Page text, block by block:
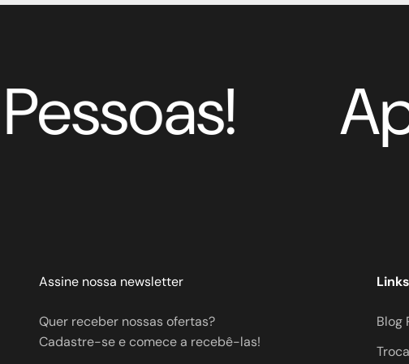
Assine nossa newsletter
Quer receber nossas ofertas?
Cadastre-se e comece a recebê-las!
Blog